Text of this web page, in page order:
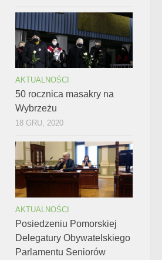
AKTUALNOŚCI
50 rocznica masakry na
Wybrzeżu
18 GRU, 2020
AKTUALNOŚCI
Posiedzeniu Pomorskiej
Delegatury Obywatelskiego
Parlamentu Seniorów